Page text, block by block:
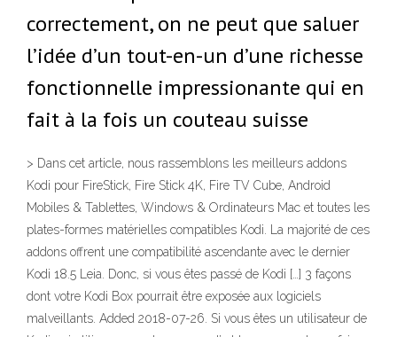
correctement, on ne peut que saluer
l’idée d’un tout-en-un d’une richesse
fonctionnelle impressionante qui en
fait à la fois un couteau suisse
> Dans cet article, nous rassemblons les meilleurs addons
Kodi pour FireStick, Fire Stick 4K, Fire TV Cube, Android
Mobiles & Tablettes, Windows & Ordinateurs Mac et toutes les
plates-formes matérielles compatibles Kodi. La majorité de ces
addons offrent une compatibilité ascendante avec le dernier
Kodi 18.5 Leia. Donc, si vous êtes passé de Kodi […] 3 façons
dont votre Kodi Box pourrait être exposée aux logiciels
malveillants. Added 2018-07-26. Si vous êtes un utilisateur de